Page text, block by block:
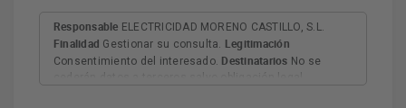
Responsable ELECTRICIDAD MORENO CASTILLO, S.L.
Finalidad Gestionar su consulta. Legitimación
Consentimiento del interesado. Destinatarios No se